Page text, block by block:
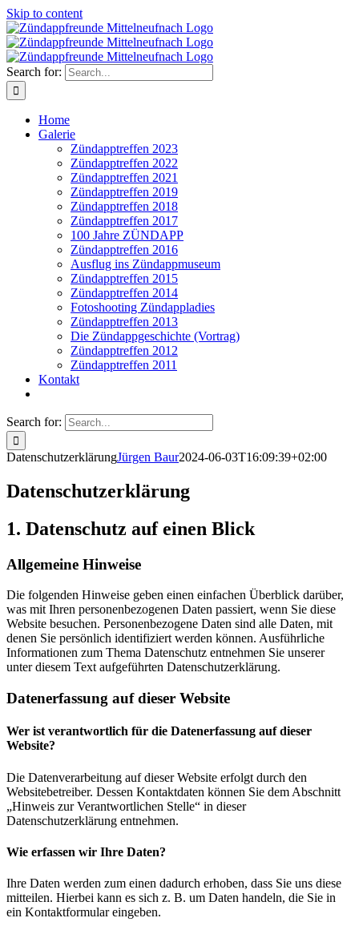
Skip to content
Search for:
Home
Galerie
Zündapptreffen 2023
Zündapptreffen 2022
Zündapptreffen 2021
Zündapptreffen 2019
Zündapptreffen 2018
Zündapptreffen 2017
100 Jahre ZÜNDAPP
Zündapptreffen 2016
Ausflug ins Zündappmuseum
Zündapptreffen 2015
Zündapptreffen 2014
Fotoshooting Zündappladies
Zündapptreffen 2013
Die Zündappgeschichte (Vortrag)
Zündapptreffen 2012
Zündapptreffen 2011
Kontakt
Search for:
DatenschutzerklärungJürgen Baur2024-06-03T16:09:39+02:00
Datenschutz­erklärung
1. Datenschutz auf einen Blick
Allgemeine Hinweise
Die folgenden Hinweise geben einen einfachen Überblick darüber,
was mit Ihren personenbezogenen Daten passiert, wenn Sie diese
Website besuchen. Personenbezogene Daten sind alle Daten, mit
denen Sie persönlich identifiziert werden können. Ausführliche
Informationen zum Thema Datenschutz entnehmen Sie unserer
unter diesem Text aufgeführten Datenschutzerklärung.
Datenerfassung auf dieser Website
Wer ist verantwortlich für die Datenerfassung auf dieser
Website?
Die Datenverarbeitung auf dieser Website erfolgt durch den
Websitebetreiber. Dessen Kontaktdaten können Sie dem Abschnitt
„Hinweis zur Verantwortlichen Stelle“ in dieser
Datenschutzerklärung entnehmen.
Wie erfassen wir Ihre Daten?
Ihre Daten werden zum einen dadurch erhoben, dass Sie uns diese
mitteilen. Hierbei kann es sich z. B. um Daten handeln, die Sie in
ein Kontaktformular eingeben.